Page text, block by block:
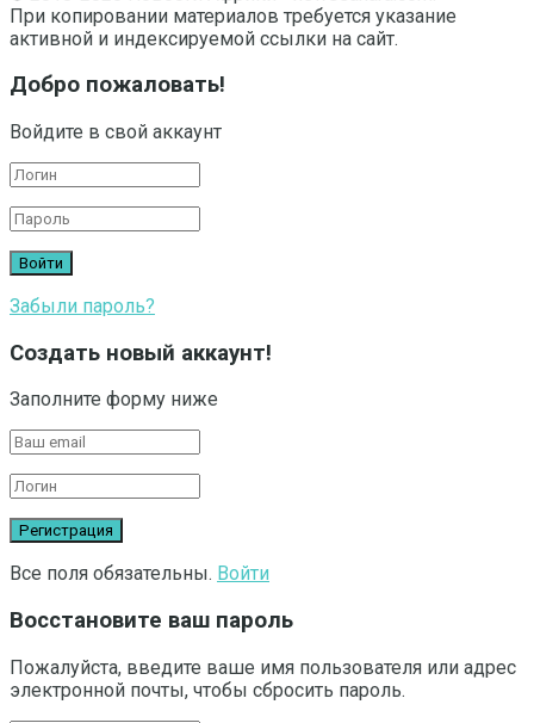
При копировании материалов требуется указание
активной и индексируемой ссылки на сайт.
Добро пожаловать!
Войдите в свой аккаунт
Забыли пароль?
Создать новый аккаунт!
Заполните форму ниже
Все поля обязательны. Войти
Восстановите ваш пароль
Пожалуйста, введите ваше имя пользователя или адрес
электронной почты, чтобы сбросить пароль.